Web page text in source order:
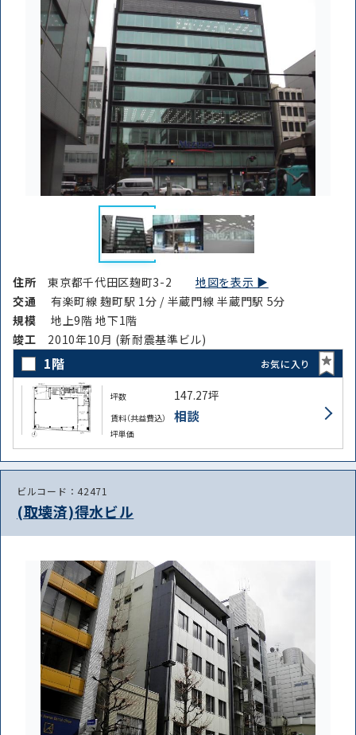
住所東京都千代田区麹町3-2 地図を表示 ▶︎
交通
有楽町線 麹町駅 1分 / 半蔵門線 半蔵門駅 5分
規模
地上9階 地下1階
竣⼯ 2010年10月 (新耐震基準ビル)
1階 お気に入り
坪数 147.27坪
賃料（共益費込） 相談
坪単価
ビルコード：42471
(取壊済)得水ビル